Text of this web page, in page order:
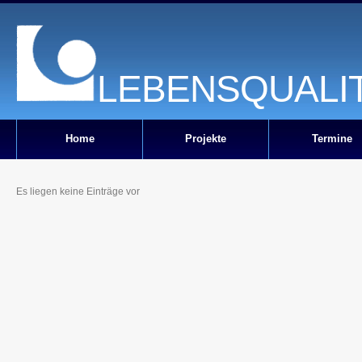
Home Projekte Termine
Es liegen keine Einträge vor